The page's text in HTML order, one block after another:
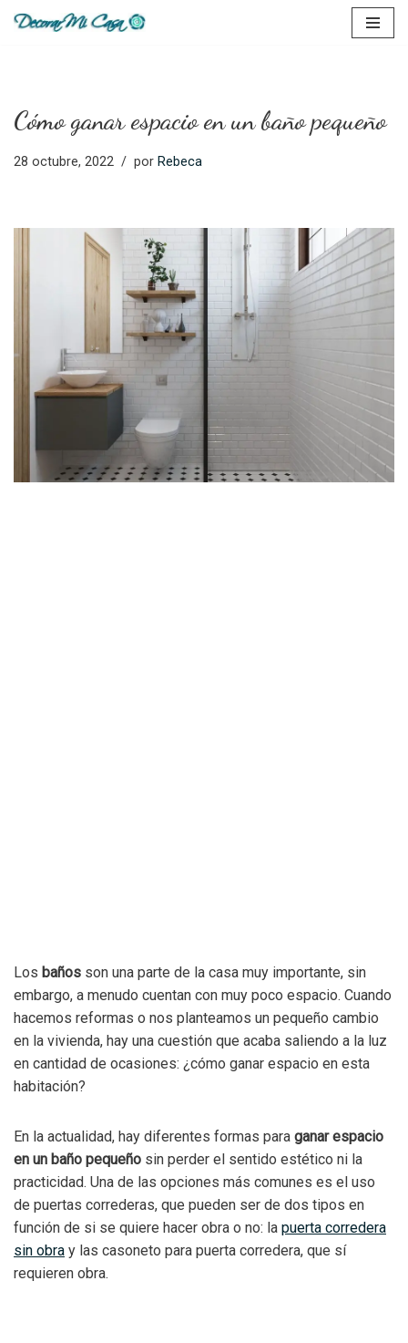
Cómo ganar espacio en un baño pequeño
28 octubre, 2022 por Rebeca
Los baños son una parte de la casa muy importante, sin
embargo, a menudo cuentan con muy poco espacio. Cuando
hacemos reformas o nos planteamos un pequeño cambio
en la vivienda, hay una cuestión que acaba saliendo a la luz
en cantidad de ocasiones: ¿cómo ganar espacio en esta
habitación?
En la actualidad, hay diferentes formas para ganar espacio
en un baño pequeño sin perder el sentido estético ni la
practicidad. Una de las opciones más comunes es el uso
de puertas correderas, que pueden ser de dos tipos en
función de si se quiere hacer obra o no: la puerta corredera
sin obra y las casoneto para puerta corredera, que sí
requieren obra.